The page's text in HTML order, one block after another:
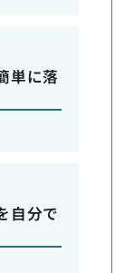
単に落
自分で